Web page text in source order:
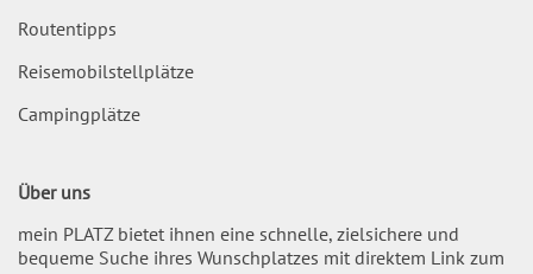
Routentipps
Reisemobilstellplätze
Campingplätze
Über uns
mein PLATZ bietet ihnen eine schnelle, zielsichere und
bequeme Suche ihres Wunschplatzes mit direktem Link zum